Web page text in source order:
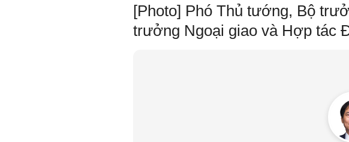
[Photo] Phó Thủ tướng, Bộ
trưởng Ngoại giao và Hợp tác